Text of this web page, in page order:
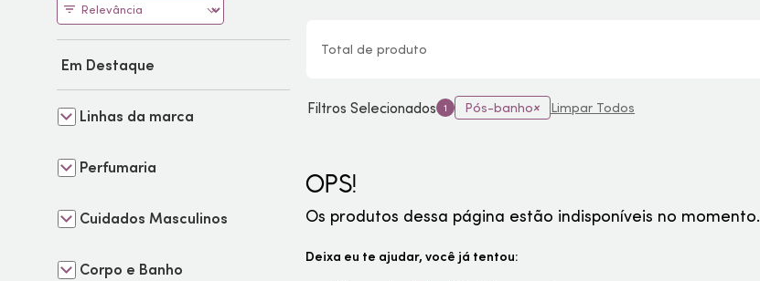
Total deproduto
Filtros Selecionados 1 Pós-banho Limpar Todos
OPS!
Os produtos dessa página estão indisponíveis no momento.
Deixa eu te ajudar, você já tentou:
Em Destaque
Linhas da marca
Perfumaria
Cuidados Masculinos
Corpo e Banho